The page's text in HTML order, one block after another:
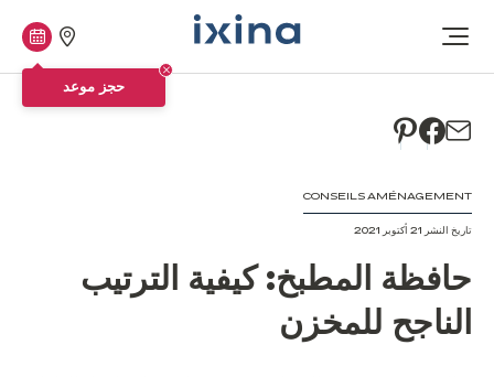
افتح
القائمة
متاجرنا
حجز
موعد
حجز موعد
CONSEILS AMÉNAGEMENT
تاريخ النشر 21 أكتوبر 2021
حافظة المطبخ: كيفية الترتيب
الناجح للمخزن